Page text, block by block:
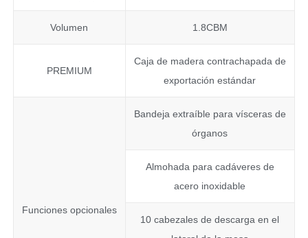
Volumen 1.8CBM
PREMIUM
Caja de madera contrachapada de
exportación estándar
Funciones opcionales
Bandeja extraíble para vísceras de
órganos
Almohada para cadáveres de
acero inoxidable
10 cabezales de descarga en el